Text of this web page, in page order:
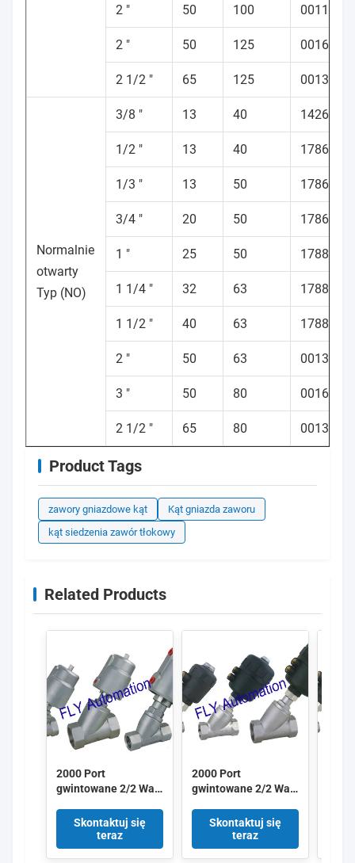
2 " 50 100 001140
2 " 50 125 001601
2 1/2 " 65 125 001373
Normalnie
otwarty
Typ (NO)
3/8 " 13 40 142616
1/2 " 13 40 178603
1/3 " 13 50 178689
3/4 " 20 50 178686
1 " 25 50 178848
1 1/4 " 32 63 178852
1 1/2 " 40 63 178862
2 " 50 63 001376
3 " 50 80 001603
2 1/2 " 65 80 001377
Product Tags
zawory gniazdowe kąt
Kąt gniazda zaworu
kąt siedzenia zawór tłokowy
Related Products
2000 Port
gwintowane 2/2 Way
Zintegrowany napęd
pneumatyczny PPS
Skontaktuj się
teraz
2000 Port
gwintowane 2/2 Way
Siłownik zaworu
Zintegrowany PA
pneumatyczne
Skontaktuj się
teraz